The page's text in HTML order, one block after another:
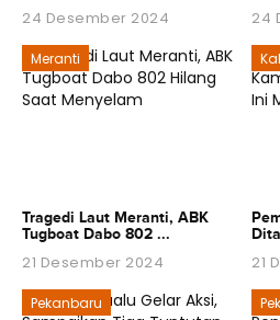
24 Desember 2024 24
Meranti
Tragedi Laut Meranti, ABK
Tugboat Dabo 802 ...
21 Desember 2024 21
Pekanbaru